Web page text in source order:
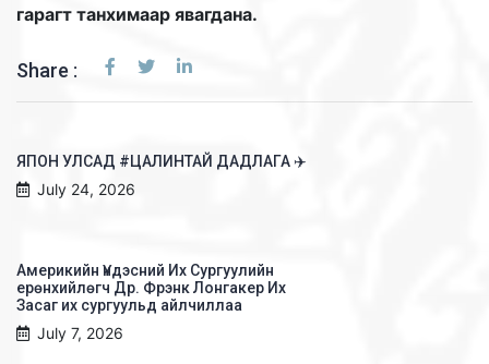
гарагт танхимаар явагдана.
Share :
ЯПОН УЛСАД #ЦАЛИНТАЙ ДАДЛАГА ✈️
July 24, 2026
Америкийн Үндэсний Их Сургуулийн
ерөнхийлөгч Др. Фрэнк Лонгакер Их
Засаг их сургуульд айлчиллаа
July 7, 2026